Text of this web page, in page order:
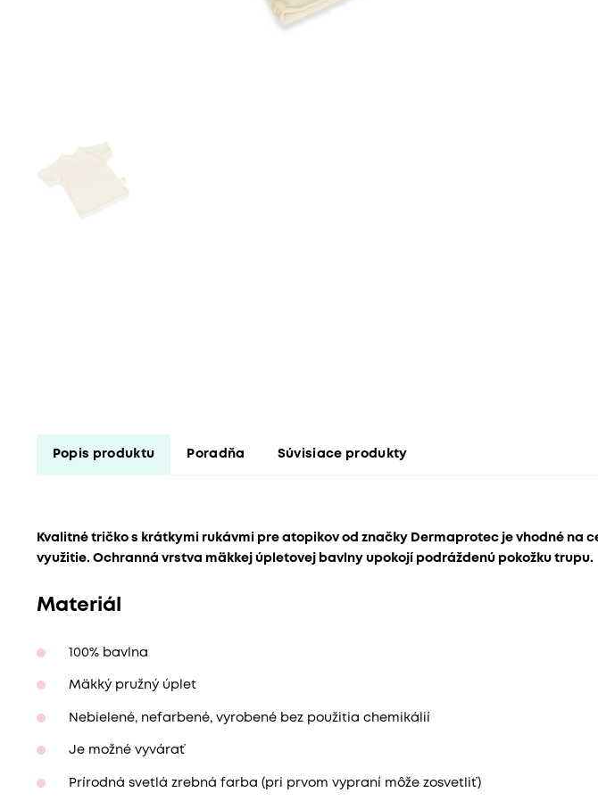
Popis produktu Poradňa Súvisiace produkty
Kvalitné tričko s krátkymi rukávmi pre atopikov od značky Dermaprotec je vhodné na
využitie. Ochranná vrstva mäkkej úpletovej bavlny upokojí podráždenú pokožku trupu.
Materiál
100% bavlna
Mäkký pružný úplet
Nebielené, nefarbené, vyrobené bez použitia chemikálií
Je možné vyvárať
Prírodná svetlá zrebná farba (pri prvom vypraní môže zosvetliť)